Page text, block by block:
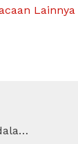
Lainnya
Apa Arti Kata “Paradigma” dalam Dunia Akademis yang Perlu Anda Ketahui